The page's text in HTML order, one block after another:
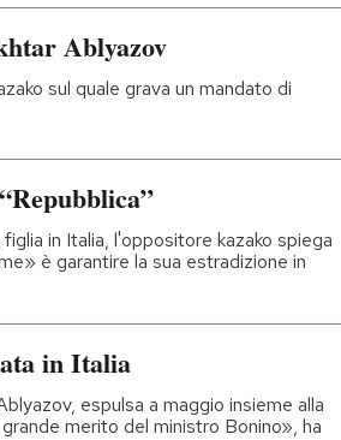
Ablyazov
sul quale grava un mandato di
in Italia, l'oppositore kazako spiega
è garantire la sua estradizione in
in Italia
espulsa a maggio insieme alla
merito del ministro Bonino», ha